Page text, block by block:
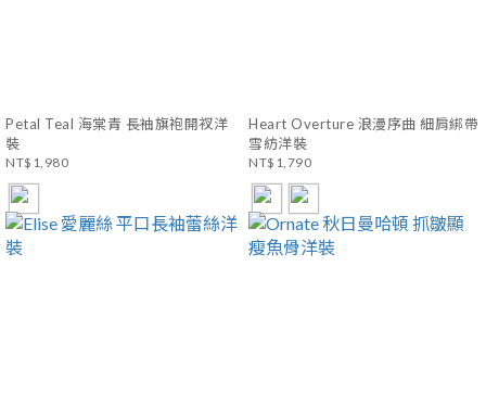
Petal Teal 海棠青 長袖旗袍開衩洋
裝
NT$1,980
Heart Overture 浪漫序曲 細肩綁帶
雪紡洋裝
NT$1,790